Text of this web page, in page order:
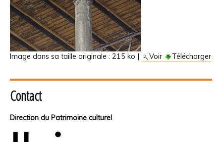
Image dans sa taille originale : 215 ko | Voir Télécharger
Contact
Direction du Patrimoine culturel